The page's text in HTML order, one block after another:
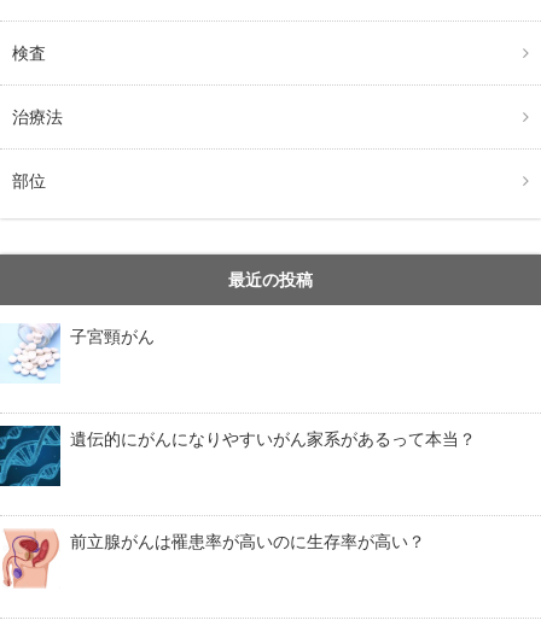
検査
治療法
部位
最近の投稿
子宮頸がん
遺伝的にがんになりやすいがん家系があるって本当？
前立腺がんは罹患率が高いのに生存率が高い？